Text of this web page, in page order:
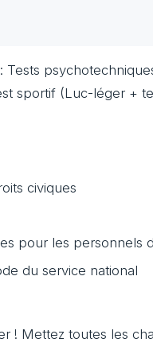
sportif (Luc-léger +
civiques
pour les personnels
du service national
! Mettez toutes les